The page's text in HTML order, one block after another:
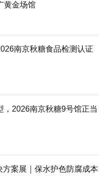
黄金场馆
南京秋糖食品检测认证
，2026南京秋糖9号馆正当
方案展｜保水护色防腐成本